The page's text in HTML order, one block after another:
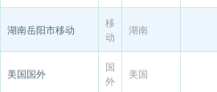
湖南岳阳市移动
移
动
湖南
美国国外
国
外
美国